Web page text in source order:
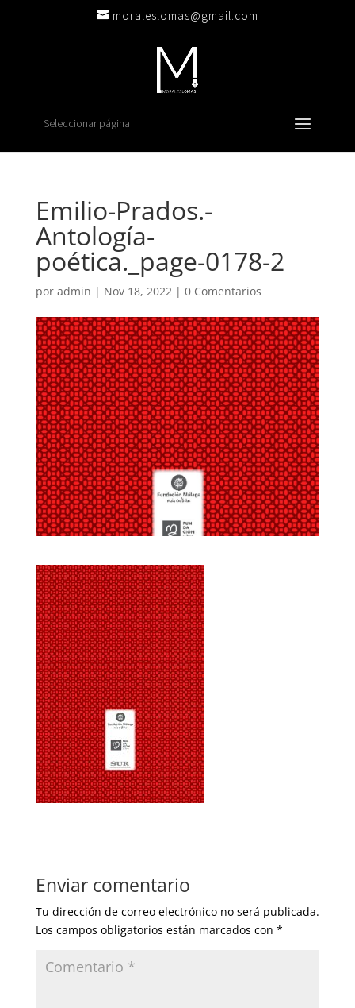
moraleslomas@gmail.com
Seleccionar página
Emilio-Prados.-
Antología-
poética._page-0178-2
por admin | Nov 18, 2022 | 0 Comentarios
Enviar comentario
Tu dirección de correo electrónico no será publicada.
Los campos obligatorios están marcados con *